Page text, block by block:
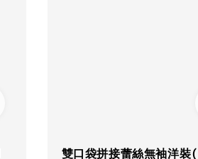
雙口袋拼接蕾絲無袖洋裝